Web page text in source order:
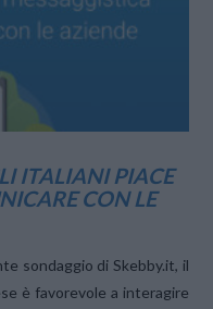
ITALIANI PIACE
CON LE
sondaggio di Skebby.it, il
è favorevole a interagire